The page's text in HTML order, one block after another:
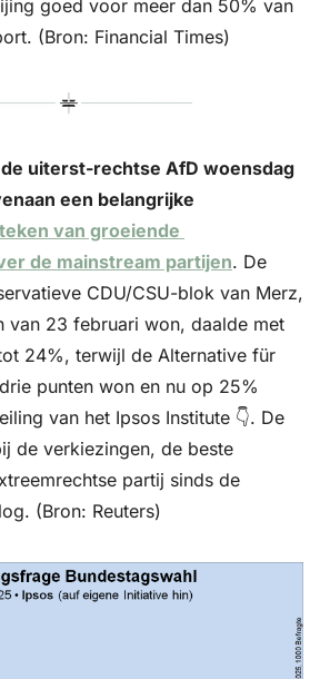
goed voor meer dan 50% van
(Bron: Financial Times)
uiterst-rechtse AfD woensdag
een belangrijke
van groeiende
de mainstream partijen. De
CDU/CSU-blok van Merz,
van 23 februari won, daalde met
24%, terwijl de Alternative für
punten won en nu op 25%
van het Ipsos Institute 👇. De
de verkiezingen, de beste
partij sinds de
(Bron: Reuters)